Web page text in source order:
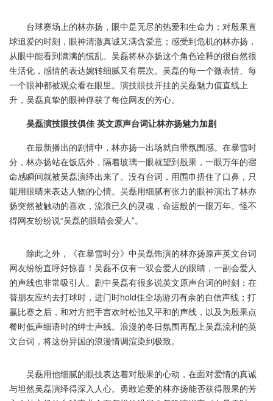
台球赛场上的林亦扬，眼中是无尽的热爱和生命力；对殷果直
球追爱的时刻，眼神清澈真诚又满含爱意；感受到危机的林亦扬，
从眼中能看到满满的慌乱。吴磊将林亦扬这个角色诠释的很自然很
生活化，感情的表达婉转细腻又有层次。吴磊的每一个微表情、每
一个眼神都被观众看在眼里。演技眼技开挂的吴磊魅力值直线上
升，吴磊真挚的眼神俘获了每位网友的芳心。
吴磊演技眼技俱佳 英文原声台词让林亦扬魅力加剧
在最新播出的剧情中，林亦扬一出场就自带氛围感。在暴雪时
分，林亦扬站在饭店外，隔着玻璃一眼就望到殷果，一眼万年的宿
命感瞬间就被吴磊演绎出来了。没有台词，用围巾捂住了口鼻，只
能用眼睛来表达人物的心情。吴磊用细腻有张力的眼神演出了林亦
扬突然被触动的喜欢，流浪已久的灵魂，命运般的一眼万年。怪不
得网友纷纷说“吴磊的眼睛会爱人”。
除此之外，《在暴雪时分》中吴磊饰演的林亦扬原声英文台词
网友纷纷直呼好惊喜！吴磊不仅有一双会爱人的眼睛，一副会爱人
的声线也非常吸引人。剧中吴磊有很多说英文原声台词的时刻：在
替朋友应约去打球时，进门时hold住全场游刃有余的自信声线；打
赢比赛之后，和对方把手言欢时松弛又平和的声线，以及为殷果点
餐时低声细语时的绅士声线。浪漫的冬日氛围再配上吴磊流利的英
文台词，将这份异国的浪漫情调渲染到极致。
吴磊用他细腻的眼技表达着对殷果的心动，在面对爱情的真诚
与坦然吴磊演绎得深入人心。勇敢追爱的林亦扬能否获得殷果的芳